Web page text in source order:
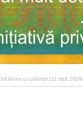
Întâlnire cu părinții (22 sept.2014)